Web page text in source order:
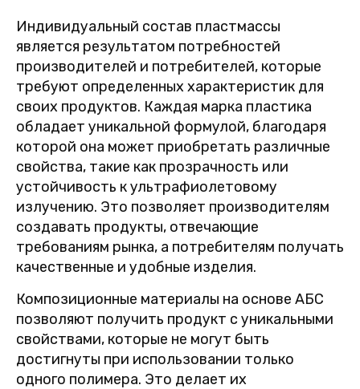
Индивидуальный состав пластмассы
является результатом потребностей
производителей и потребителей, которые
требуют определенных характеристик для
своих продуктов. Каждая марка пластика
обладает уникальной формулой, благодаря
которой она может приобретать различные
свойства, такие как прозрачность или
устойчивость к ультрафиолетовому
излучению. Это позволяет производителям
создавать продукты, отвечающие
требованиям рынка, а потребителям получать
качественные и удобные изделия.
Композиционные материалы на основе АБС
позволяют получить продукт с уникальными
свойствами, которые не могут быть
достигнуты при использовании только
одного полимера. Это делает их